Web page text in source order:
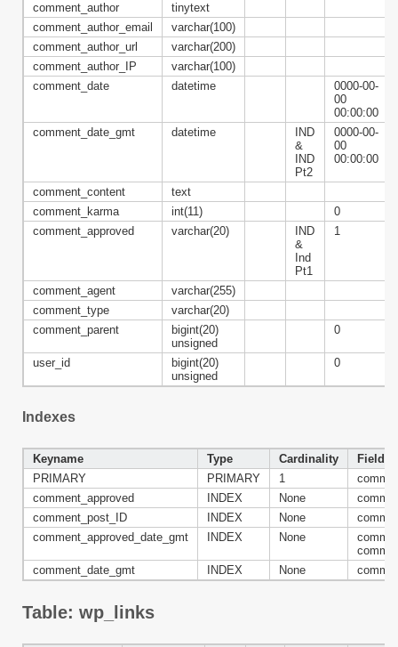
comment_author
tinytext
comment_author_email
varchar(100)
comment_author_url
varchar(200)
comment_author_IP
varchar(100)
comment_date
datetime
0000-00-
00
00:00:00
comment_date_gmt
datetime
IND
&
IND
Pt2
0000-00-
00
00:00:00
comment_content
text
comment_karma
int(11)
0
comment_approved
varchar(20)
IND
&
Ind
Pt1
1
comment_agent
varchar(255)
comment_type
varchar(20)
comment_parent
bigint(20)
unsigned
0
user_id
bigint(20)
unsigned
0
Indexes
Keyname Type Cardinality
Field
PRIMARY
PRIMARY 1
comment_approved
INDEX None
comment_post_ID
INDEX None
comment_approved_date_gmt
INDEX None
comment_date_gmt
INDEX None
Table: wp_links